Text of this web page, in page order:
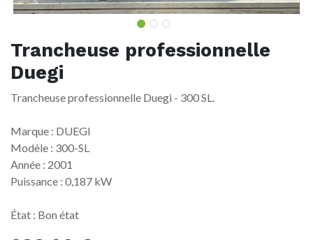
Trancheuse professionnelle
Duegi
Trancheuse professionnelle Duegi - 300 SL.
Marque : DUEGI
Modèle : 300-SL
Année : 2001
Puissance : 0,187 kW
État : Bon état